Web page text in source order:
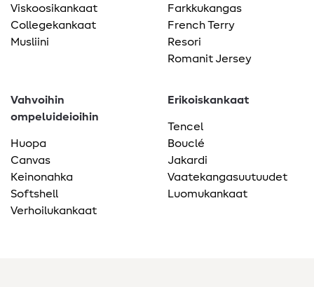
Viskoosikankaat
Collegekankaat
Musliini
Farkkukangas
French Terry
Resori
Romanit Jersey
Vahvoihin
ompeluideioihin
Huopa
Canvas
Keinonahka
Softshell
Verhoilukankaat
Erikoiskankaat
Tencel
Bouclé
Jakardi
Vaatekangasuutuudet
Luomukankaat